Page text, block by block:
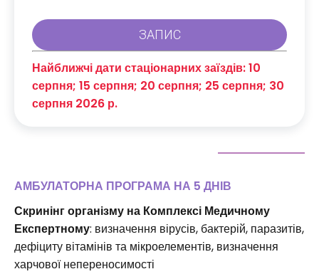
Найближчі дати стаціонарних заїздів: 10
серпня; 15 серпня; 20 серпня; 25 серпня; 30
серпня 2026 р.
АМБУЛАТОРНА ПРОГРАМА НА 5 ДНІВ
Скринінг організму на Комплексі Медичному
Експертному: визначення вірусів, бактерій, паразитів,
дефіциту вітамінів та мікроелементів, визначення
харчової непереносимості